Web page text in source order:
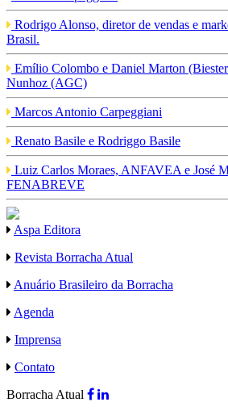
Rodrigo Alonso, diretor de vendas e
Brasil.
Emílio Colombo e Daniel Marton
Nunhoz (AGC)
Marcos Antonio Carpeggiani
Renato Basile e Rodriggo Basile
Luiz Carlos Moraes, ANFAVEA e José
FENABREVE
Aspa Editora
Revista Borracha Atual
Anuário Brasileiro da Borracha
Agenda
Imprensa
Contato
Borracha Atual